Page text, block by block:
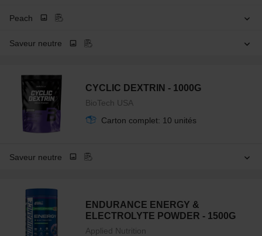
Peach
Saveur neutre
CYCLIC DEXTRIN - 1000G
BioTech USA
Carton complet: 10 unités
Saveur neutre
ENDURANCE ENERGY &
ELECTROLYTE POWDER - 1500G
Applied Nutrition